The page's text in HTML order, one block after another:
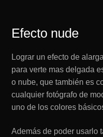
Efecto nude
Lograr un efecto de
para verte mas delgada
o nube, que también es
cualquier fotógrafo de
uno de los colores
Además de poder usarlo